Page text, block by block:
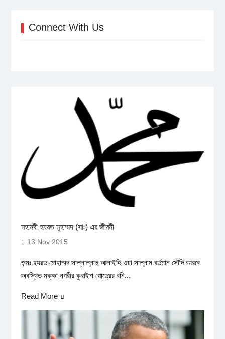
Connect With Us
মহানবী হযরত মুহাম্মদ (সাঃ) এর জীবনী
13 Nov 2015
জন্মঃ হযরত মোহাম্মদ সাল্লাল্লাহু আলাইহি ওয়া সাল্লাম বর্তমান সৌদি আরবে
অবস্থিত মক্কা নগরীর কুরাইশ গোত্রের বনি...
Read More